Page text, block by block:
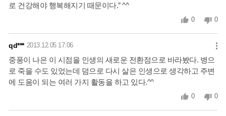
로 건강해야 행복해지기 때문이다.” ^^
0 0
qd*** 2013.12.05 17:06
중풍이 나은 이 시점을 인생의 새로운 전환점으로 바라봤다. 병으
로 죽을 수도 있었는데 덤으로 다시 살은 인생으로 생각하고 주변
에 도움이 되는 여러 가지 활동을 하고 있다.^^
0 0